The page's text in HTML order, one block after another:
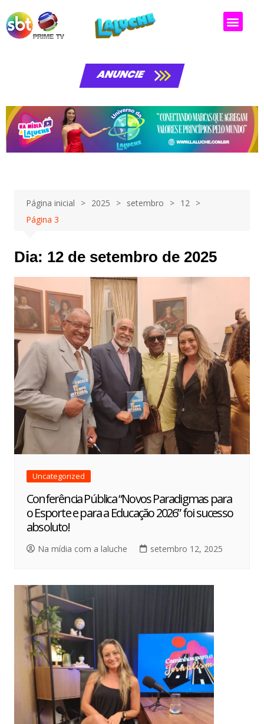
ANUNCIE
Página inicial 2025 setembro
12
Página 3
Dia: 12 de setembro de 2025
Uncategorized
Conferência Pública “Novos Paradigmas para
o Esporte e para a Educação 2026” foi sucesso
absoluto!
Na mídia com a laluche setembro 12, 2025